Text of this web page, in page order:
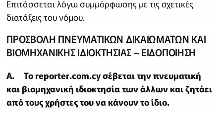
Επιτάσσεται λόγω συμμόρφωσης με τις σχετικές
διατάξεις του νόμου.
ΠΡΟΣΒΟΛΗ ΠΝΕΥΜΑΤΙΚΩΝ ΔΙΚΑΙΩΜΑΤΩΝ ΚΑΙ
ΒΙΟΜΗΧΑΝΙΚΗΣ ΙΔΙΟΚΤΗΣΙΑΣ – ΕΙΔΟΠΟΙΗΣΗ
A. Το reporter.com.cy σέβεται την πνευματική
και βιομηχανική ιδιοκτησία των άλλων και ζητάει
από τους χρήστες του να κάνουν το ίδιο.